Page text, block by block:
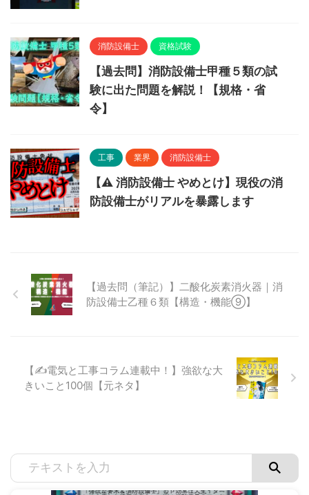
消防設備士 資格試験
【過去問】消防設備士甲種５類の試
験に出た問題を解説！【規格・省
令】
工事 業界 消防設備士
【⚠ 消防設備士 やめとけ】現役の消
防設備士がリアルを暴露します
【過去問（筆記）】二酸化炭素消火器｜消
防設備士乙種６類【構造・機能⑨】
【✍電気と工事コラム連載中！】強欲な大
きいこと100個【元ネタ】